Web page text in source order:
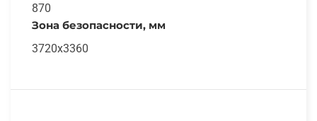
870
Зона безопасности, мм
3720х3360